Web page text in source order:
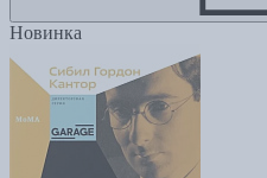
Новинка